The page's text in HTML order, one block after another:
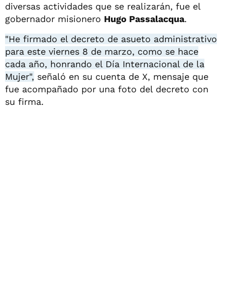
diversas actividades que se realizarán, fue el
gobernador misionero Hugo Passalacqua.
"He firmado el decreto de asueto administrativo
para este viernes 8 de marzo, como se hace
cada año, honrando el Día Internacional de la
Mujer", señaló en su cuenta de X, mensaje que
fue acompañado por una foto del decreto con
su firma.